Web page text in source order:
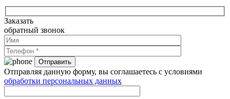
Заказать
обратный звонок
Отправляя данную форму, вы соглашаетесь с условиями
обработки персональных данных